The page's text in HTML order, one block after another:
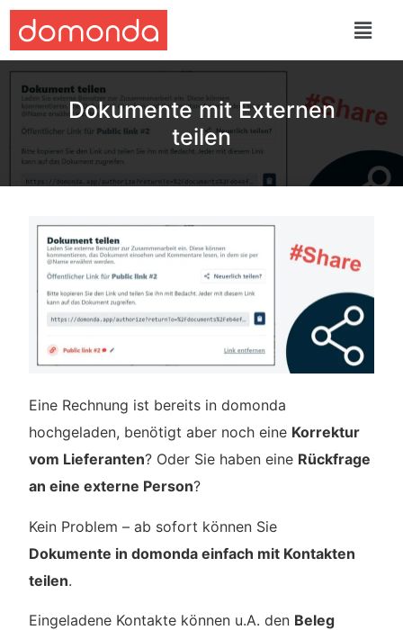
Dokumente mit Externen
teilen
Eine Rechnung ist bereits in domonda
hochgeladen, benötigt aber noch eine Korrektur
vom Lieferanten? Oder Sie haben eine Rückfrage
an eine externe Person?
Kein Problem – ab sofort können Sie
Dokumente in domonda einfach mit Kontakten
teilen.
Eingeladene Kontakte können u.A. den Beleg